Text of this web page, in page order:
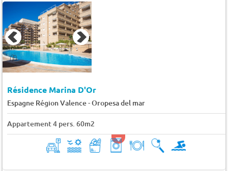
Résidence Marina D'Or
Espagne Région Valence-Oropesa del mar
Appartement 4 pers. 60m2